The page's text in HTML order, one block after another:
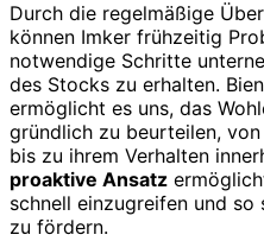
Durch die regelmäßige
können Imker frühzeitig
notwendige Schritte
des Stocks zu erhalten.
ermöglicht es uns, das
gründlich zu beurteilen,
bis zu ihrem Verhalten
proaktive Ansatz
schnell einzugreifen und
zu fördern.